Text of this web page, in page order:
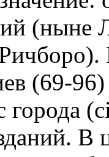
(ныне
(69-
города
В